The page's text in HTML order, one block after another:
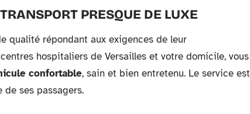
PRESQUE DE LUXE
qualité répondant aux exigences de leur
hospitaliers de Versailles et votre domicile, vous
confortable, sain et bien entretenu. Le service est
de ses passagers.